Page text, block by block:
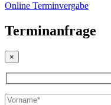
Online Terminvergabe
Terminanfrage
×